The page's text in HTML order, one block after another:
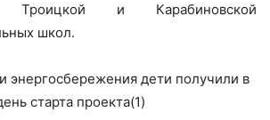
Троицкой и Карабиновской
школ.